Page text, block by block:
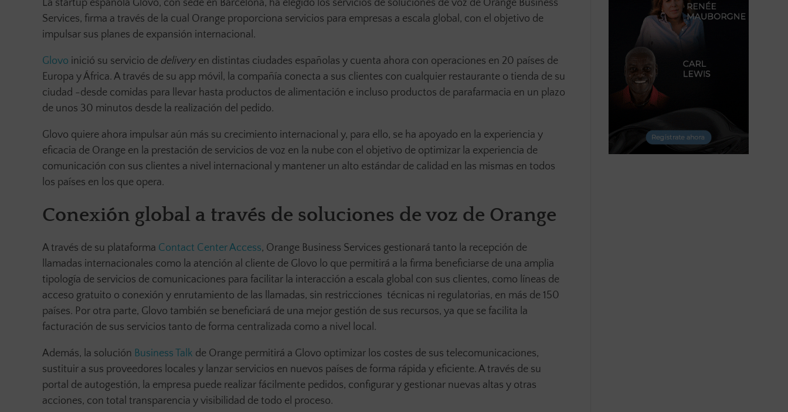
La startup española Glovo, con sede en Barcelona, ha elegido los servicios de soluciones de voz de Orange Business
Services, firma a través de la cual Orange proporciona servicios para empresas a escala global, con el objetivo de
impulsar sus planes de expansión internacional.
Glovo inició su servicio de delivery en distintas ciudades españolas y cuenta ahora con operaciones en 20 países de
Europa y África. A través de su app móvil, la compañía conecta a sus clientes con cualquier restaurante o tienda de su
ciudad -desde comidas para llevar hasta productos de alimentación e incluso productos de parafarmacia en un plazo
de unos 30 minutos desde la realización del pedido.
Glovo quiere ahora impulsar aún más su crecimiento internacional y, para ello, se ha apoyado en la experiencia y
eficacia de Orange en la prestación de servicios de voz en la nube con el objetivo de optimizar la experiencia de
comunicación con sus clientes a nivel internacional y mantener un alto estándar de calidad en las mismas en todos
los países en los que opera.
Conexión global a través de soluciones de voz de Orange
A través de su plataforma Contact Center Access, Orange Business Services gestionará tanto la recepción de
llamadas internacionales como la atención al cliente de Glovo lo que permitirá a la firma beneficiarse de una amplia
tipología de servicios de comunicaciones para facilitar la interacción a escala global con sus clientes, como líneas de
acceso gratuito o conexión y enrutamiento de las llamadas, sin restricciones técnicas ni regulatorias, en más de 150
países. Por otra parte, Glovo también se beneficiará de una mejor gestión de sus recursos, ya que se facilita la
facturación de sus servicios tanto de forma centralizada como a nivel local.
Además, la solución Business Talk de Orange permitirá a Glovo optimizar los costes de sus telecomunicaciones,
sustituir a sus proveedores locales y lanzar servicios en nuevos países de forma rápida y eficiente. A través de su
portal de autogestión, la empresa puede realizar fácilmente pedidos, configurar y gestionar nuevas altas y otras
acciones, con total transparencia y visibilidad de todo el proceso.